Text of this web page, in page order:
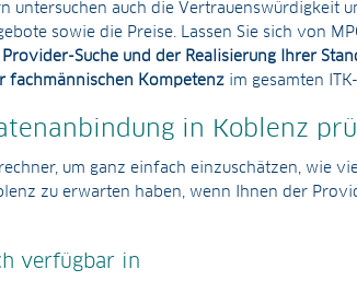
untersuchen auch die Vertrauenswürdigkeit
sowie die Preise. Lassen Sie sich von
Suche und der Realisierung Ihrer
fachmännischen Kompetenz im gesamten
in Koblenz
um ganz einfach einzuschätzen, wie
zu erwarten haben, wenn Ihnen der
verfügbar in